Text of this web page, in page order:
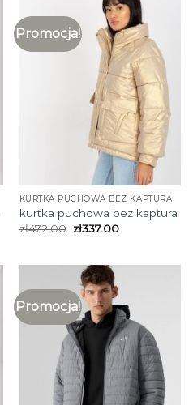
Promocja!
KURTKA PUCHOWA BEZ KAPTURA
kurtka puchowa bez kaptura
zł472.00 zł337.00
Promocja!